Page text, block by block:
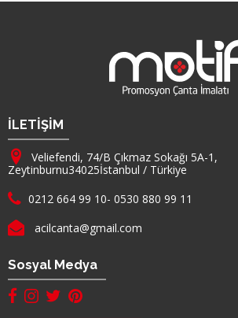
Firma Adı
İLETİŞİM
Adresimiz :
Veliefendi, 74/B Çıkmaz Sokağı 5A-1,
Zeytinburnu34025İstanbul / Türkiye
Telefon :
0212 664 99 10- 0530 880 99 11
E-mail :
acilcanta@gmail.com
Sosyal Medya
facebook hesabımız(yeni sayfada açılır)
instagram hesabımız(yeni sayfada açılır)
twitter hesabımız(yeni sayfada açılır)
pinterest hesabımız (yeni sayfada